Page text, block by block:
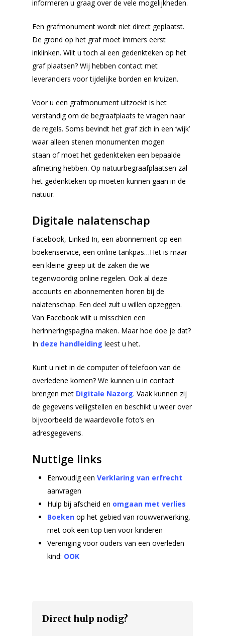
informeren u graag over de vele mogelijkheden.
Een grafmonument wordt niet direct geplaatst.
De grond op het graf moet immers eerst
inklinken. Wilt u toch al een gedenkteken op het
graf plaatsen? Wij hebben contact met
leveranciers voor tijdelijke borden en kruizen.
Voor u een grafmonument uitzoekt is het
verstandig om de begraafplaats te vragen naar
de regels. Soms bevindt het graf zich in een ‘wijk’
waar alleen stenen monumenten mogen
staan of moet het gedenkteken een bepaalde
afmeting hebben. Op natuurbegraafplaatsen zal
het gedenkteken op moeten kunnen gaan in de
natuur.
Digitale nalatenschap
Facebook, Linked In, een abonnement op een
boekenservice, een online tankpas…Het is maar
een kleine greep uit de zaken die we
tegenwoordig online regelen. Ook al deze
accounts en abonnementen horen bij de
nalatenschap. Een deel zult u willen opzeggen.
Van Facebook wilt u misschien een
herinneringspagina maken. Maar hoe doe je dat?
In deze handleiding leest u het.
Kunt u niet in de computer of telefoon van de
overledene komen? We kunnen u in contact
brengen met Digitale Nazorg. Vaak kunnen zij
de gegevens veiligstellen en beschikt u weer over
bijvoorbeeld de waardevolle foto’s en
adresgegevens.
Nuttige links
Eenvoudig eenVerklaring van erfrecht
aanvragen
Hulp bij afscheid en omgaan met verlies
Boeken op het gebied van rouwverwerking,
met ook een top tien voor kinderen
Vereniging voor ouders van een overleden
kind: OOK
Direct hulp nodig?
Uitvaart regelen
Overlijden melden
Begraven of
uitvaart
Rondom de uitvaart
Checklist
Onze nazorg
Asbestemming of
grafmonument
Over ons
Ervaringen
Contact
Offerte aanvragen